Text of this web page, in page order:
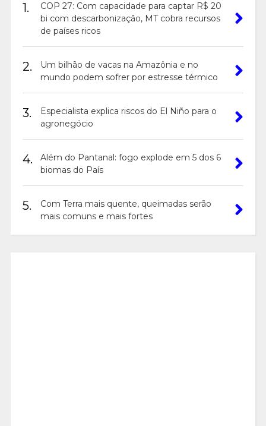
1.
COP 27: Com capacidade para captar R$ 20
bi com descarbonização, MT cobra recursos
de países ricos
2.
Um bilhão de vacas na Amazônia e no
mundo podem sofrer por estresse térmico
3.
Especialista explica riscos do El Niño para o
agronegócio
4.
Além do Pantanal: fogo explode em 5 dos 6
biomas do País
5.
Com Terra mais quente, queimadas serão
mais comuns e mais fortes